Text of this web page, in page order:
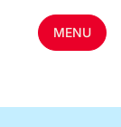
MENU